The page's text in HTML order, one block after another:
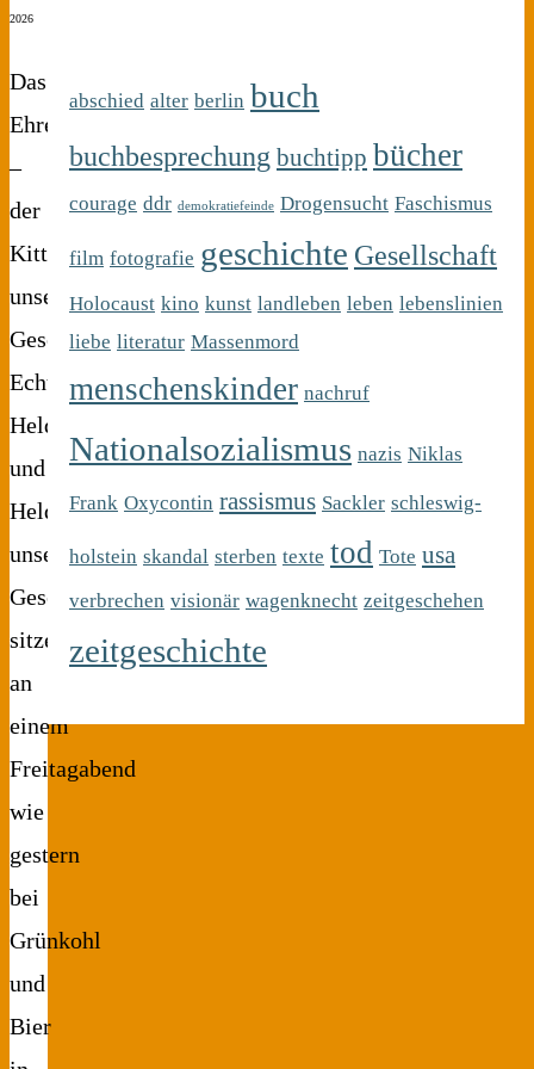
2026
Das
Ehrenamt
–
der
Kitt
unserer
Gesellschaft
Echte
Heldinnen
und
Helden
unserer
Gesellschaft
sitzen
an
einem
Freitagabend
wie
gestern
bei
Grünkohl
und
Bier
abschied alter berlin buch
buchbesprechung buchtipp bücher
courage ddr demokratiefeinde Drogensucht Faschismus
film fotografie geschichte Gesellschaft
Holocaust kino kunst landleben leben lebenslinien
liebe literatur Massenmord
menschenskinder nachruf
Nationalsozialismus nazis Niklas
Frank Oxycontin rassismus Sackler schleswig-
holstein skandal sterben texte tod Tote usa
verbrechen visionär wagenknecht zeitgeschehen
zeitgeschichte